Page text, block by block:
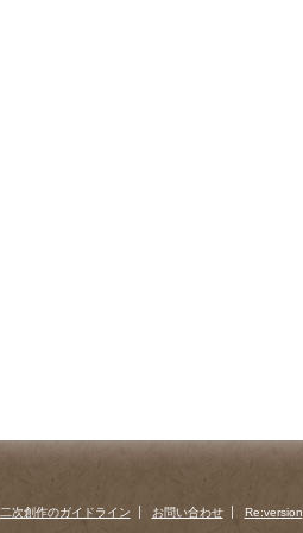
二次創作のガイドライン お問い合わせ Re:version